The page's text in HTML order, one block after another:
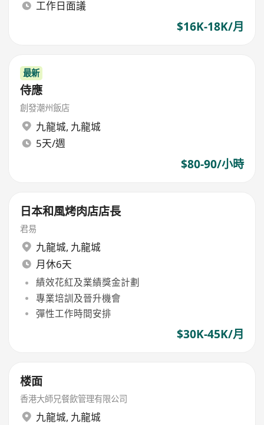
工作日面議
$16K-18K/月
最新
侍應
創發潮州飯店
九龍城, 九龍城
5天/週
$80-90/小時
日本和風烤肉店店長
君易
九龍城, 九龍城
月休6天
績效花紅及業績獎金計劃
專業培訓及晉升機會
彈性工作時間安排
$30K-45K/月
楼面
香港大師兄餐飲管理有限公司
九龍城, 九龍城